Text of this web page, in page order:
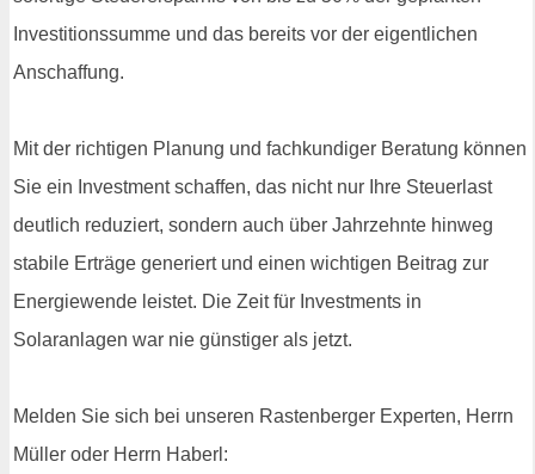
Investitionssumme und das bereits vor der eigentlichen
Anschaffung.
Mit der richtigen Planung und fachkundiger Beratung können
Sie ein Investment schaffen, das nicht nur Ihre Steuerlast
deutlich reduziert, sondern auch über Jahrzehnte hinweg
stabile Erträge generiert und einen wichtigen Beitrag zur
Energiewende leistet. Die Zeit für Investments in
Solaranlagen war nie günstiger als jetzt.
Melden Sie sich bei unseren Rastenberger Experten, Herrn
Müller oder Herrn Haberl: